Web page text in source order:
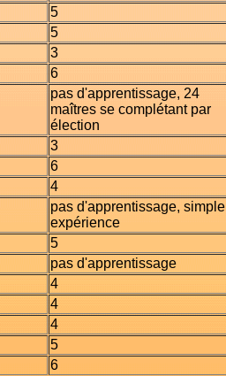
5
5
3
6
pas d'apprentissage, 24
maîtres se complétant par
élection
3
6
4
pas d'apprentissage, simple
expérience
5
pas d'apprentissage
4
4
4
5
6